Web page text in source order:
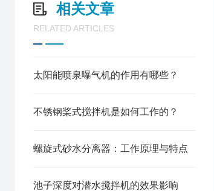
相关文章
RELATED ARTICLES
太阳能喷泉曝气机的作用有哪些？
不锈钢桨式搅拌机是如何工作的？
螺旋式砂水分离器：工作原理与特点
池子深度对潜水搅拌机的效果影响